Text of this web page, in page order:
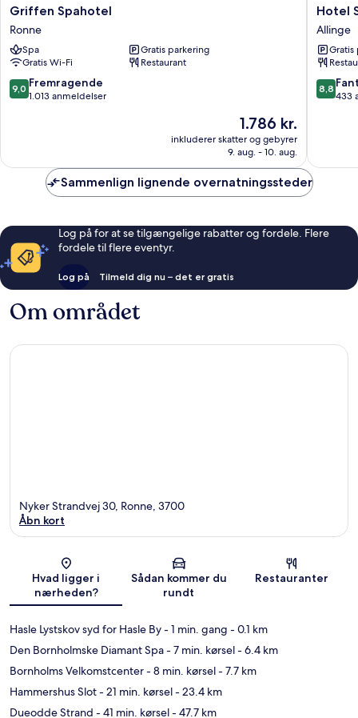
Griffen
Spahotel
Ronne
Griffen Spahotel
Ronne
Spa
Gratis parkering
Gratis Wi-Fi
Restaurant
9.0
ud
anmeldelser
9,0 Fremragende
1.013 anmeldelser
Prisen
1.786 kr.
1.786 kr.
inkluderer skatter og gebyrer
9. aug. - 10. aug.
Hotel
Sandvig
Havn
Allinge
Hotel
Allinge
Gratis
8.8
ud
8,8
433
Sammenlign lignende overnatningssteder
Log på for at se tilgængelige rabatter og fordele. Flere
fordele til flere eventyr.
Log på Tilmeld dig nu – det er gratis
Om området
Kort
Nyker Strandvej 30, Ronne, 3700
Åbn kort
Hvad ligger i
nærheden?
Sådan kommer du
rundt
Restauranter
Hasle Lystskov syd for Hasle By- 1 min. gang - 0.1 km
Den Bornholmske Diamant Spa- 7 min. kørsel- 6.4 km
Bornholms Velkomstcenter- 8 min. kørsel- 7.7 km
Hammershus Slot- 21 min. kørsel- 23.4 km
Dueodde Strand - 41 min. kørsel- 47.7 km